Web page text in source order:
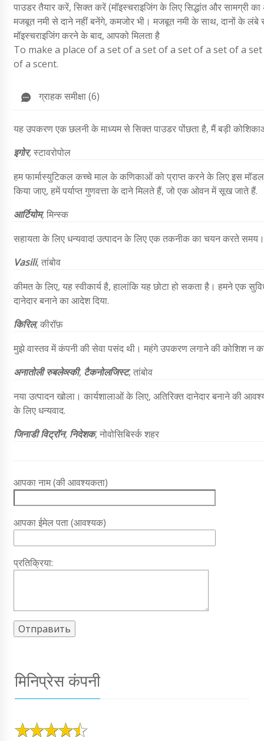
पाउडर तैयार करें, सिक्त करें (मॉइस्चराइजिंग के लिए सिद्धांत और
मजबूत नमी से दाने नहीं बनेंगे, कमजोर भी। मजबूत नमी के साथ, दानों के
मॉइस्चराइजिंग करने के बाद, आपको मिलता है
To make a place of a set of a set of a set of a set of a
of a scent.
ग्राहक समीक्षा (6)
यह उपकरण एक छलनी के माध्यम से सिक्त पाउडर पोंछता है, मैं बड़ी
इगोर,स्टावरोपोल
हम फार्मास्युटिकल कच्चे माल के कणिकाओं को प्राप्त करने के लिए इस
किया जाए, हमें पर्याप्त गुणवत्ता के दाने मिलते हैं, जो एक ओवन में सूख जाते हैं.
आर्टियोम,मिन्स्क
सहायता के लिए धन्यवाद! उत्पादन के लिए एक तकनीक का चयन करते
Vasili, तांबोव
कीमत के लिए, यह स्वीकार्य है, हालांकि यह छोटा हो सकता है। हमने एक
दानेदार बनाने का आदेश दिया.
किरिल, कीरॉफ़
मुझे वास्तव में कंपनी की सेवा पसंद थी। महंगे उपकरण लगाने की कोशिश
अनातोली रुबलेव्स्की, टैकनोलजिस्ट, तांबोव
नया उत्पादन खोला। कार्यशालाओं के लिए, अतिरिक्त दानेदार बनाने की
के लिए धन्यवाद.
जिनाडी विट्रॉन, निदेशक, नोवोसिबिर्स्क शहर
आपका नाम (की आवश्यकता)
आपका ईमेल पता (आवश्यक)
प्रतिक्रिया:
मिनिप्रेस कंपनी